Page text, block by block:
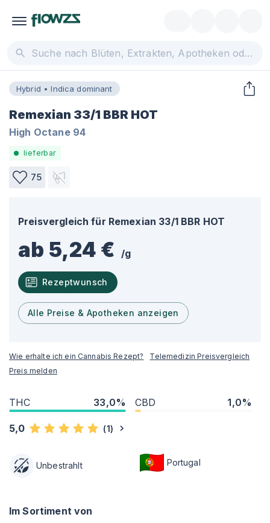
Hybrid • Indica dominant
Remexian 33/1 BBR HOT
High Octane 94
lieferbar
75
Preisvergleich für Remexian 33/1 BBR HOT
ab 5,24 € /g
Rezeptwunsch
Alle Preise & Apotheken anzeigen
Wie erhalte ich ein Cannabis Rezept?
Telemedizin Preisvergleich
Preis melden
THC 33,0% CBD 1,0%
5,0 (1)
Unbestrahlt Portugal
Im Sortiment von